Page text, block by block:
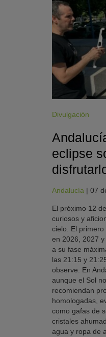
Divulgación
eclipse
Andalucía | 07
El próximo 12
curiosos y
cielo. El
en 2026, 2027
a su fase
las 21:15 y
observe. En
aunque el Sol
recomiendan
homologadas,
como gafas de
cristales
agua y ropa de